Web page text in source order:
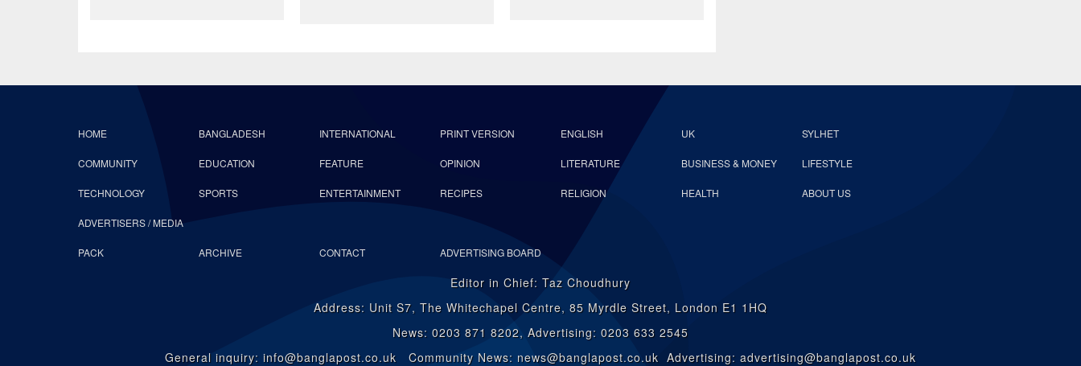
HOME BANGLADESH INTERNATIONAL PRINT VERSION ENGLISH UK SYLHET
COMMUNITY EDUCATION FEATURE OPINION LITERATURE BUSINESS & MONEY LIFESTYLE
TECHNOLOGY SPORTS ENTERTAINMENT RECIPES RELIGION HEALTH ABOUT US
ADVERTISERS / MEDIA
PACK ARCHIVE CONTACT ADVERTISING BOARD
Editor in Chief: Taz Choudhury
Address: Unit S7, The Whitechapel Centre, 85 Myrdle Street, London E1 1HQ
News: 0203 871 8202, Advertising: 0203 633 2545
General inquiry: info@banglapost.co.uk Community News: news@banglapost.co.uk Advertising: advertising@banglapost.co.uk